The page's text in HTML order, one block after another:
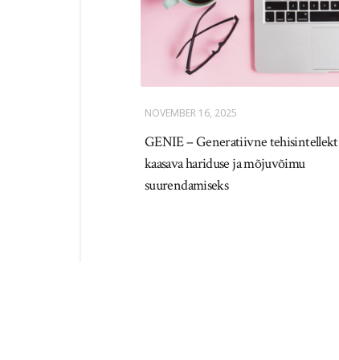
GENIE – Generatiivne tehisintellekt
kaasava hariduse ja mõjuvõimu
suurendamiseks
NOVEMBER 16, 2025